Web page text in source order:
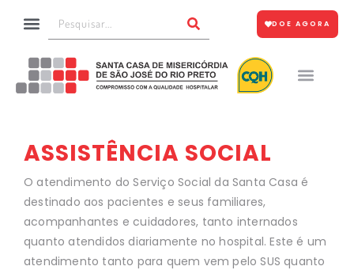
DOE AGORA
ASSISTÊNCIA SOCIAL
O atendimento do Serviço Social da Santa Casa é
destinado aos pacientes e seus familiares,
acompanhantes e cuidadores, tanto internados
quanto atendidos diariamente no hospital. Este é um
atendimento tanto para quem vem pelo SUS quanto